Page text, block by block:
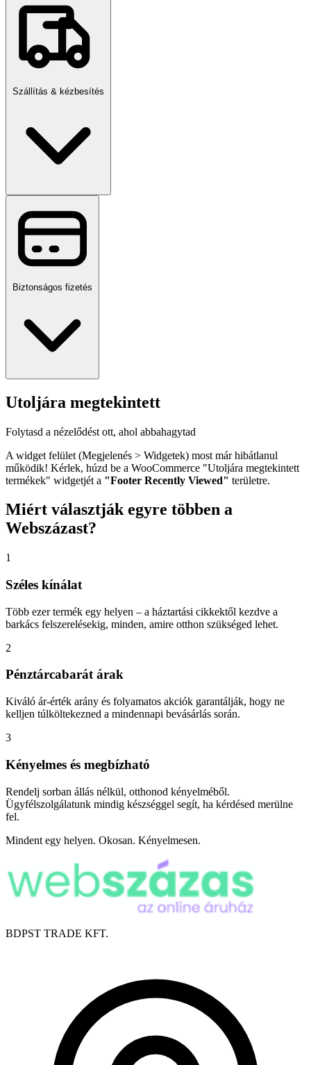
Szállítás & kézbesítés
Biztonságos fizetés
Utoljára megtekintett
Folytasd a nézelődést ott, ahol abbahagytad
A widget felület (Megjelenés > Widgetek) most már hibátlanul
működik! Kérlek, húzd be a WooCommerce "Utoljára megtekintett
termékek" widgetjét a "Footer Recently Viewed" területre.
Miért választják egyre többen a
Webszázast?
1
Széles kínálat
Több ezer termék egy helyen – a háztartási cikkektől kezdve a
barkács felszerelésekig, minden, amire otthon szükséged lehet.
2
Pénztárcabarát árak
Kiváló ár-érték arány és folyamatos akciók garantálják, hogy ne
kelljen túlköltekezned a mindennapi bevásárlás során.
3
Kényelmes és megbízható
Rendelj sorban állás nélkül, otthonod kényelméből.
Ügyfélszolgálatunk mindig készséggel segít, ha kérdésed merülne
fel.
Mindent egy helyen. Okosan. Kényelmesen.
BDPST TRADE KFT.